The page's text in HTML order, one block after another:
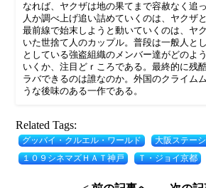
なれば、ヤクザは地の果てまで容赦なく追
人か調べ上げ追い詰めていくのは、ヤクザ
最前線で始末しようと動いていくのは、ヤ
いた世捨て人のカップル。普段は一般人と
としている強盗組織のメンバー達がどのよ
いくか、注目どｒころである。最終的に残
ラバできるのは誰なのか。外国のクライム
うな後味のある一作である。
Related Tags:
グッバイ・クルエル・ワールド
大阪ステー
１０９シネマズＨＡＴ神戸
Ｔ・ジョイ京都